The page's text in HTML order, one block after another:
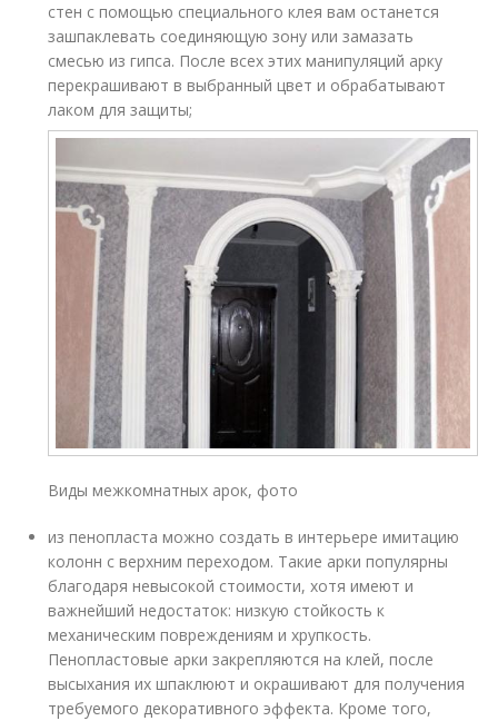
стен с помощью специального клея вам останется
зашпаклевать соединяющую зону или замазать
смесью из гипса. После всех этих манипуляций арку
перекрашивают в выбранный цвет и обрабатывают
лаком для защиты;
Виды межкомнатных арок, фото
из пенопласта можно создать в интерьере имитацию
колонн с верхним переходом. Такие арки популярны
благодаря невысокой стоимости, хотя имеют и
важнейший недостаток: низкую стойкость к
механическим повреждениям и хрупкость.
Пенопластовые арки закрепляются на клей, после
высыхания их шпаклюют и окрашивают для получения
требуемого декоративного эффекта. Кроме того,